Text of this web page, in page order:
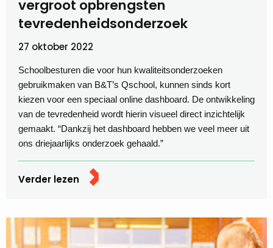
vergroot opbrengsten
tevredenheids­onderzoek
27 oktober 2022
Schoolbesturen die voor hun kwaliteitsonderzoeken
gebruikmaken van B&T’s Qschool, kunnen sinds kort
kiezen voor een speciaal online dashboard. De ontwikkeling
van de tevredenheid wordt hierin visueel direct inzichtelijk
gemaakt. “Dankzij het dashboard hebben we veel meer uit
ons driejaarlijks onderzoek gehaald.”
Verder lezen